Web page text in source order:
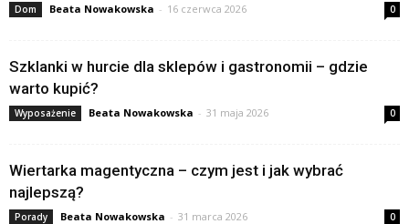
Dom Beata Nowakowska - 16 czerwca 2026 0
Szklanki w hurcie dla sklepów i gastronomii – gdzie
warto kupić?
Wyposażenie Beata Nowakowska - 31 maja 2026 0
Wiertarka magentyczna – czym jest i jak wybrać
najlepszą?
Porady Beata Nowakowska - 31 marca 2026 0